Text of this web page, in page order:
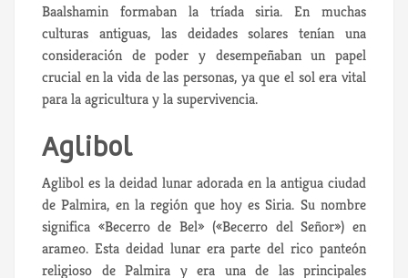
Baalshamin formaban la tríada siria. En muchas
culturas antiguas, las deidades solares tenían una
consideración de poder y desempeñaban un papel
crucial en la vida de las personas, ya que el sol era vital
para la agricultura y la supervivencia.
Aglibol
Aglibol es la deidad lunar adorada en la antigua ciudad
de Palmira, en la región que hoy es Siria. Su nombre
significa «Becerro de Bel» («Becerro del Señor») en
arameo. Esta deidad lunar era parte del rico panteón
religioso de Palmira y era una de las principales